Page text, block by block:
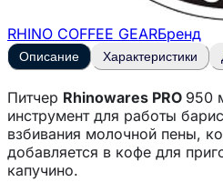
RHINO COFFEE GEARБренд
Описание Характеристики
Питчер Rhinowares PRO 950
инструмент для работы
взбивания молочной пены,
добавляется в кофе для
капучино.